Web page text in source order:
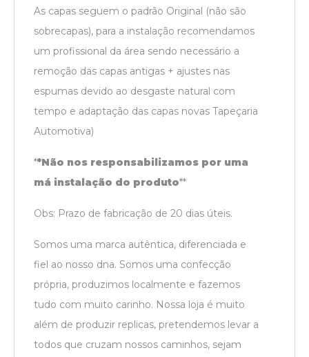
As capas seguem o padrão Original (não são
sobrecapas), para a instalação recomendamos
um profissional da área sendo necessário a
remoção das capas antigas + ajustes nas
espumas devido ao desgaste natural com
tempo e adaptação das capas novas Tapeçaria
Automotiva)
**Não nos responsabilizamos por uma
má instalação do produto**
Obs: Prazo de fabricação de 20 dias úteis.
Somos uma marca autêntica, diferenciada e
fiel ao nosso dna. Somos uma confecção
própria, produzimos localmente e fazemos
tudo com muito carinho. Nossa loja é muito
além de produzir replicas, pretendemos levar a
todos que cruzam nossos caminhos, sejam